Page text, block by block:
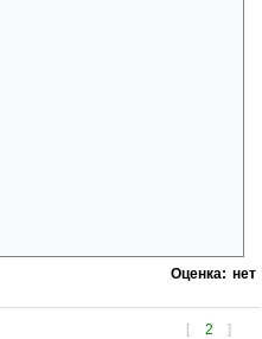
Оценка: нет
[ 2 ]